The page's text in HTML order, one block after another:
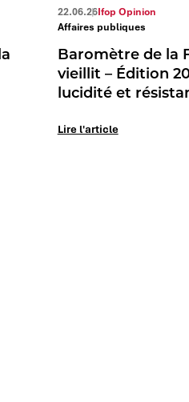
22.06.26Ifop Opinion
Affaires publiques
Baromètre de la
vieillit – Édition
lucidité et
Lire l'article